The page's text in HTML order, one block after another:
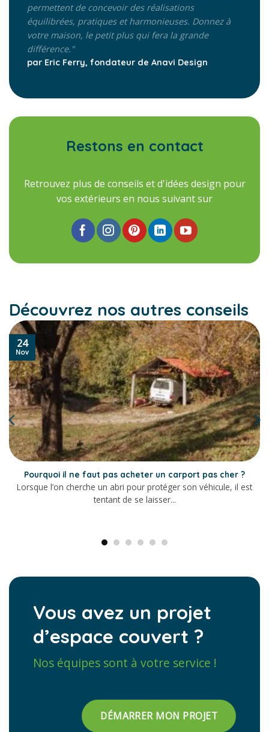
permettent de concevoir des réalisations
équilibrées, pratiques et harmonieuses. Donnez à
votre maison, le petit plus qui fera la grande
différence."
par Eric Ferry, fondateur de Anavi Design
Restons en contact
Retrouvez plus de conseils et d'idées design pour
vos extérieurs en nous suivant sur
Découvrez nos autres conseils
Pourquoi il ne faut pas acheter un carport pas cher ?
Lorsque l’on cherche un abri pour protéger son véhicule, il est
tentant de se laisser...
24
Nov
Vous avez un projet
d’espace couvert ?
Nos équipes sont à votre service !
DÉMARRER MON PROJET